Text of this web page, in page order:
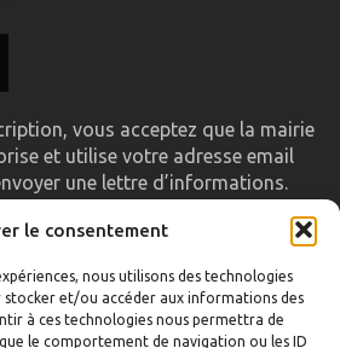
le consentement
nous utilisons des technologies
stocker et/ou accéder aux informations des
à ces technologies nous permettra de
le comportement de navigation ou les ID
vous acceptez que la mairie
et utilise votre adresse email
une lettre d’informations.